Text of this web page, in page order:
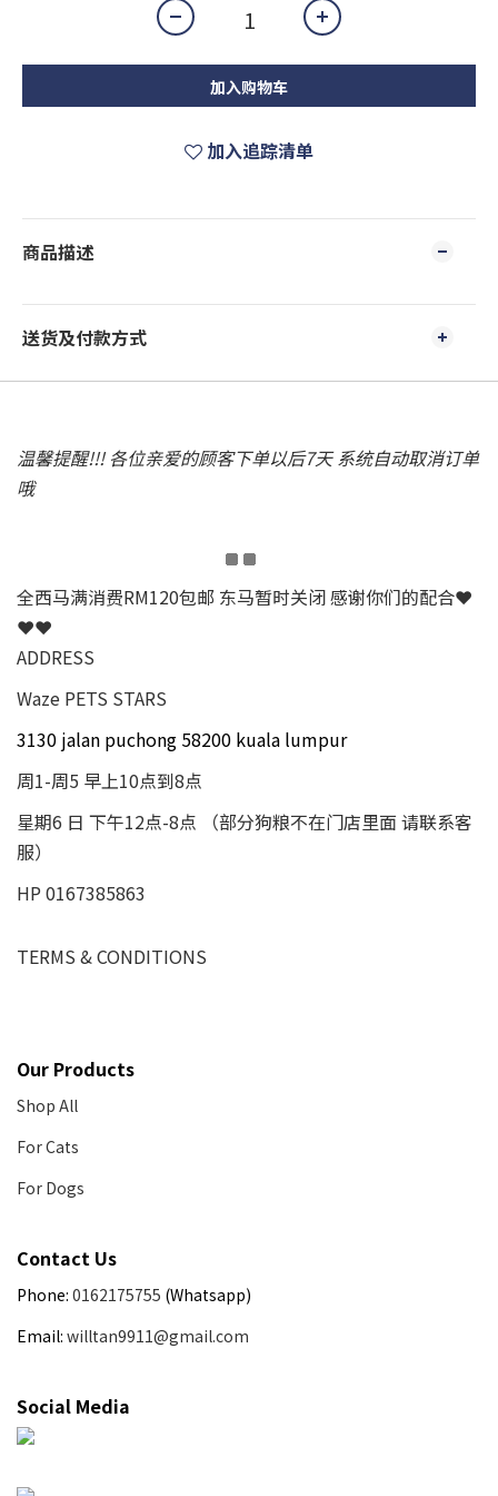
加入购物车
加入追踪清单
商品描述
送货及付款方式
温馨提醒!!! 各位亲爱的顾客下单以后7天 系统自动取消订单
哦
全西马满消费RM120包邮 东马暂时关闭 感谢你们的配合❤
❤❤
ADDRESS
Waze PETS STARS
3130 jalan puchong 58200 kuala lumpur
周1-周5 早上10点到8点
星期6 日 下午12点-8点 （部分狗粮不在门店里面 请联系客
服）
HP 0167385863
TERMS & CONDITIONS
Our Products
Shop All
For Cats
For Dogs
Contact Us
Phone: 0162175755 (Whatsapp)
Email: willtan9911@gmail.com
Social Media